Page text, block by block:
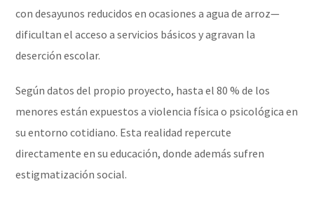
con desayunos reducidos en ocasiones a agua de arroz—
dificultan el acceso a servicios básicos y agravan la
deserción escolar.
Según datos del propio proyecto, hasta el 80 % de los
menores están expuestos a violencia física o psicológica en
su entorno cotidiano. Esta realidad repercute
directamente en su educación, donde además sufren
estigmatización social.